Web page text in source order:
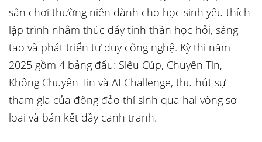
sân chơi thường niên dành cho học sinh yêu thích
lập trình nhằm thúc đẩy tinh thần học hỏi, sáng
tạo và phát triển tư duy công nghệ. Kỳ thi năm
2025 gồm 4 bảng đấu: Siêu Cúp, Chuyên Tin,
Không Chuyên Tin và AI Challenge, thu hút sự
tham gia của đông đảo thí sinh qua hai vòng sơ
loại và bán kết đầy cạnh tranh.